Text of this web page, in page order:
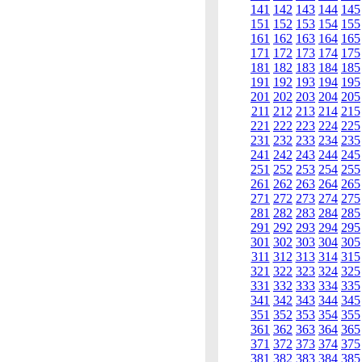
141 142 143 144 145
151 152 153 154 155
161 162 163 164 165
171 172 173 174 175
181 182 183 184 185
191 192 193 194 195
201 202 203 204 205
211 212 213 214 215
221 222 223 224 225
231 232 233 234 235
241 242 243 244 245
251 252 253 254 255
261 262 263 264 265
271 272 273 274 275
281 282 283 284 285
291 292 293 294 295
301 302 303 304 305
311 312 313 314 315
321 322 323 324 325
331 332 333 334 335
341 342 343 344 345
351 352 353 354 355
361 362 363 364 365
371 372 373 374 375
381 382 383 384 385